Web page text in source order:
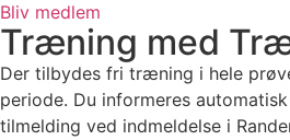
Bliv medlem
Træning med
Der tilbydes fri træning i hele
periode. Du informeres
tilmelding ved indmeldelse i